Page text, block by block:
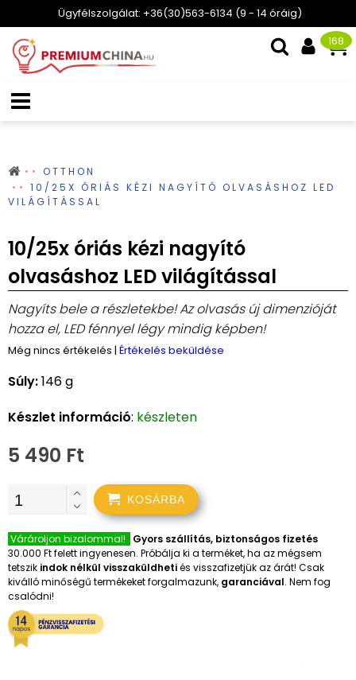
Ügyfélszolgálat: +36(30)563-6134 (9 - 14 óráig)
168
OTTHON
10/25X ÓRIÁS KÉZI NAGYÍTÓ OLVASÁSHOZ LED
VILÁGÍTÁSSAL
10/25x óriás kézi nagyító
olvasáshoz LED világítással
Nagyíts bele a részletekbe! Az olvasás új dimenzióját
hozza el, LED fénnyel légy mindig képben!
Még nincs értékelés | Értékelés beküldése
Súly:146 g
Készlet információ: készleten
5 490 Ft
KOSÁRBA
Várároljon bizalommal!
Gyors szállítás, biztonságos fizetés
30.000 Ft felett ingyenesen. Próbálja ki a terméket, ha az mégsem
tetszik indok nélkül visszaküldhetiés visszafizetjük az árát! Csak
kiválló minőségű termékeket forgalmazunk, garanciával. Nem fog
csalódni!